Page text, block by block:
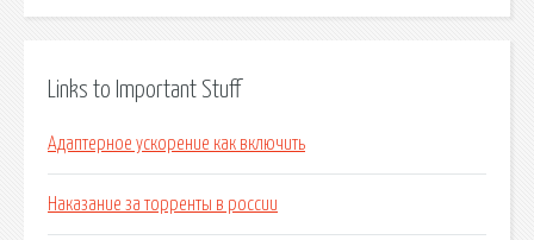
Links to Important Stuff
Адаптерное ускорение как включить
Наказание за торренты в россии